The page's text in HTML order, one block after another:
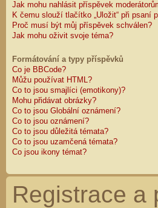
Jak mohu nahlásit příspěvek
K čemu slouží tlačítko „Uložit“ při psaní
Proč musí být můj příspěvek schválen?
Jak mohu oživit svoje téma?
Formátování a typy příspěvků
Co je BBCode?
Můžu používat HTML?
Co to jsou smajlíci (emotikony)?
Mohu přidávat obrázky?
Co to jsou Globální oznámení?
Co to jsou oznámení?
Co to jsou důležitá témata?
Co to jsou uzamčená témata?
Co jsou ikony témat?
Registrace a